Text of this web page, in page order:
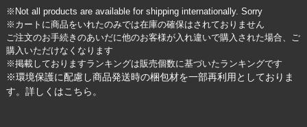
※Not all products are available for shipping internationally. Sorry
※カートに商品をいれたのみでは在庫の確保はされておりません
ご注文のお手続きのあいだに他のお客様が入れ違いで購入された場合、ご
購入いただけなくなります
※掲載しておりますランキングは販売個数に基づいたランキングです
※環境保護に配慮し商品発送時の梱包材を一部再利用としておりま
す。詳しくはこちら 。